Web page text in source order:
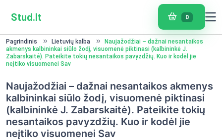
Stud.lt 0
Pagrindinis Lietuvių kalba
Naujažodžiai – dažnai nesantaikos
akmenys kalbininkai siūlo žodį, visuomenė piktinasi (kalbininkė J.
Zabarskaitė). Pateikite tokių nesantaikos pavyzdžių. Kuo ir kodėl jie
neįtiko visuomenei Sav
Naujažodžiai – dažnai nesantaikos akmenys
kalbininkai siūlo žodį, visuomenė piktinasi
(kalbininkė J. Zabarskaitė). Pateikite tokių
nesantaikos pavyzdžių. Kuo ir kodėl jie
neįtiko visuomenei Sav